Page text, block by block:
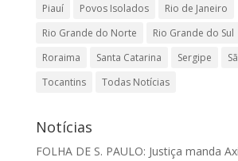
Piauí
Povos Isolados
Rio de Janeiro
Rio Grande do Norte
Rio Grande do Sul
Roraima
Santa Catarina Sergipe
Tocantins
Todas Notícias
Notícias
FOLHA DE S. PAULO: Justiça manda